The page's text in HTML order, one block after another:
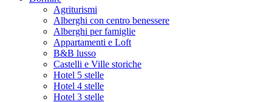
Agriturismi
Alberghi con centro benessere
Alberghi per famiglie
Appartamenti e Loft
B&B lusso
Castelli e Ville storiche
Hotel 5 stelle
Hotel 4 stelle
Hotel 3 stelle